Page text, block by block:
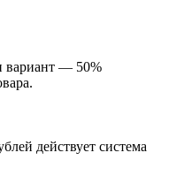
вариант — 50%
действует система